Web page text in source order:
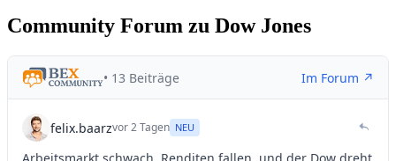
Community Forum zu Dow Jones